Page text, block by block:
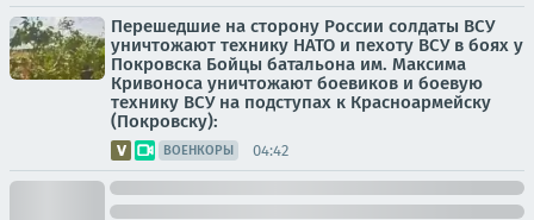
Перешедшие на сторону России солдаты ВСУ
уничтожают технику НАТО и пехоту ВСУ в боях у
Покровска Бойцы батальона им. Максима
Кривоноса уничтожают боевиков и боевую
технику ВСУ на подступах к Красноармейску
(Покровску):
ВОЕНКОРЫ 04:42